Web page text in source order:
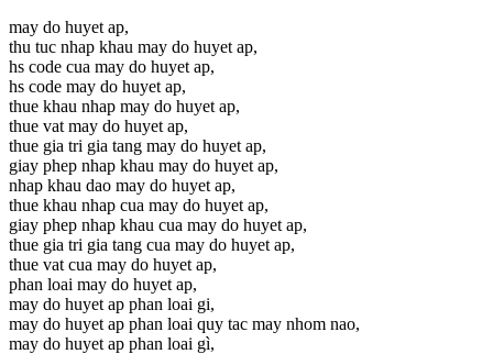
may do huyet ap,
thu tuc nhap khau may do huyet ap,
hs code cua may do huyet ap,
hs code may do huyet ap,
thue khau nhap may do huyet ap,
thue vat may do huyet ap,
thue gia tri gia tang may do huyet ap,
giay phep nhap khau may do huyet ap,
nhap khau dao may do huyet ap,
thue khau nhap cua may do huyet ap,
giay phep nhap khau cua may do huyet ap,
thue gia tri gia tang cua may do huyet ap,
thue vat cua may do huyet ap,
phan loai may do huyet ap,
may do huyet ap phan loai gi,
may do huyet ap phan loai quy tac may nhom nao,
may do huyet ap phan loai gì,